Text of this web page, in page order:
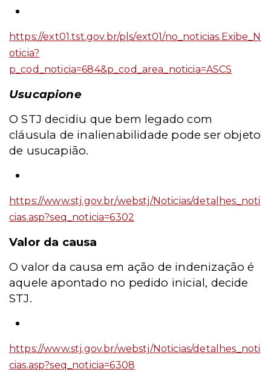
https://ext01.tst.gov.br/pls/ext01/no_noticias.Exibe_N
oticia?
p_cod_noticia=684&p_cod_area_noticia=ASCS
Usucapione
O STJ decidiu que bem legado com
cláusula de inalienabilidade pode ser objeto
de usucapião.
https://www.stj.gov.br/webstj/Noticias/detalhes_noti
cias.asp?seq_noticia=6302
Valor da causa
O valor da causa em ação de indenização é
aquele apontado no pedido inicial, decide
STJ.
https://www.stj.gov.br/webstj/Noticias/detalhes_noti
cias.asp?seq_noticia=6308